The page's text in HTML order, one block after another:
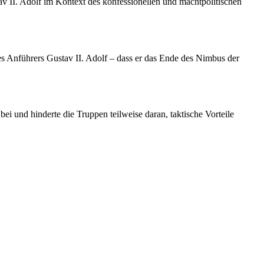
Anführers Gustav II. Adolf – dass er das Ende des Nimbus der
und hinderte die Truppen teilweise daran, taktische Vorteile